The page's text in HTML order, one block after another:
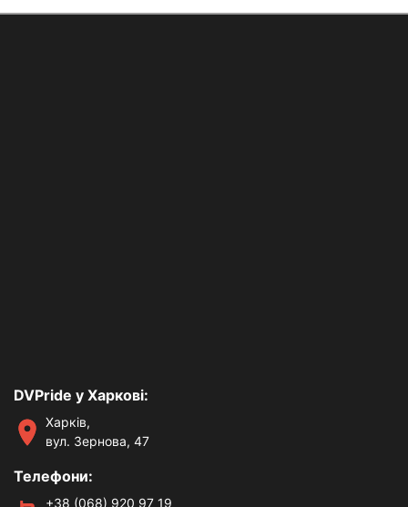
DVPride у Харкові:
Харків,
вул. Зернова, 47
Телефони:
+38 (068) 920 97 19